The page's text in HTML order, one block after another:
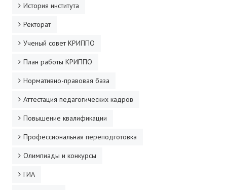
История института
Ректорат
Ученый совет КРИППО
План работы КРИППО
Нормативно-правовая база
Аттестация педагогических кадров
Повышение квалификации
Профессиональная переподготовка
Олимпиады и конкурсы
ГИА